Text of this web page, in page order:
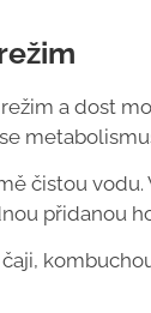
a dost
čistou
přidanou